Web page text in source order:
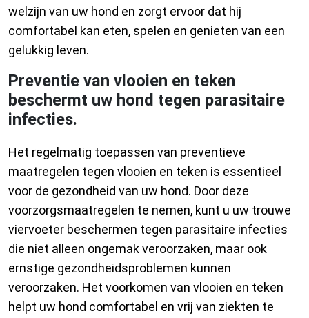
welzijn van uw hond en zorgt ervoor dat hij
comfortabel kan eten, spelen en genieten van een
gelukkig leven.
Preventie van vlooien en teken
beschermt uw hond tegen parasitaire
infecties.
Het regelmatig toepassen van preventieve
maatregelen tegen vlooien en teken is essentieel
voor de gezondheid van uw hond. Door deze
voorzorgsmaatregelen te nemen, kunt u uw trouwe
viervoeter beschermen tegen parasitaire infecties
die niet alleen ongemak veroorzaken, maar ook
ernstige gezondheidsproblemen kunnen
veroorzaken. Het voorkomen van vlooien en teken
helpt uw hond comfortabel en vrij van ziekten te